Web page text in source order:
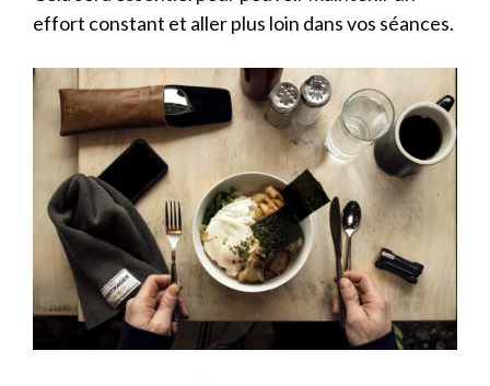
effort constant et aller plus loin dans vos séances.